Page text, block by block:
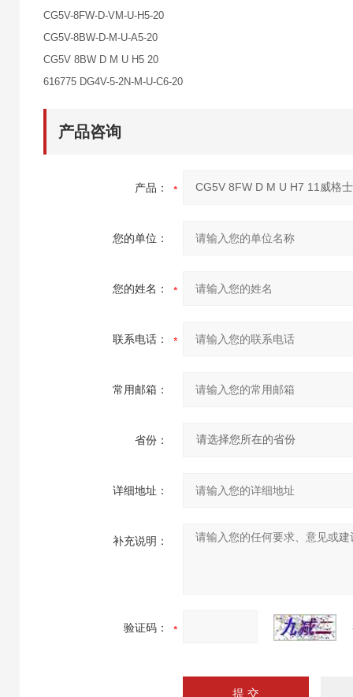
CG5V-8FW-D-VM-U-H5-20
CG5V-8BW-D-M-U-A5-20
CG5V 8BW D M U H5 20
616775 DG4V-5-2N-M-U-C6-20
产品咨询
产品：
您的单位：
您的姓名：
联系电话：
常用邮箱：
省份：
详细地址：
补充说明：
验证码：